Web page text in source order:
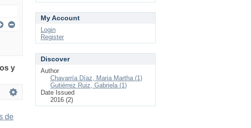
y
de
My Account
Login
Register
Discover
Author
Chavarría Díaz, Maria Martha (1)
Gutiérrez Ruiz, Gabriela (1)
Date Issued
2016 (2)